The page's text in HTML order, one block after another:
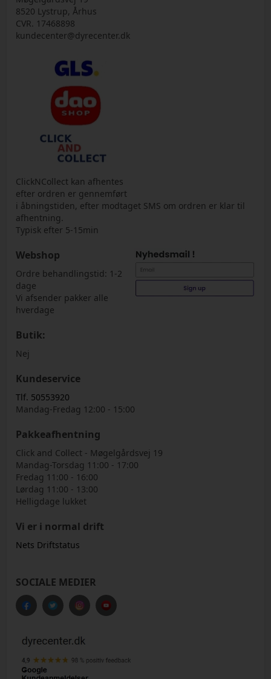
8520 Lystrup, Århus
CVR. 17468898
kundecenter@dyrecenter.dk
ClickNCollect kan afhentes
efter ordren er gennemført
i åbningstiden, efter modtaget SMS om ordren er klar til
afhentning.
Typisk efter 5-15min
Webshop
Ordre behandlingstid: 1-2
dage
Vi afsender pakker alle
hverdage
Butik:
Nej
Kundeservice
Tlf. 50553920
Mandag-Fredag 12:00 - 15:00
Pakkeafhentning
Click and Collect - Møgelgårdsvej 19
Mandag-Torsdag 11:00 - 17:00
Fredag 11:00 - 16:00
Lørdag 11:00 - 13:00
Helligdage lukket
Vi er i normal drift
Nets Driftstatus
SOCIALE MEDIER